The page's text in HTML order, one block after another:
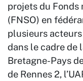
projets du Fonds
(FNSO) en
plusieurs
dans le cadre de
Bretagne-Pays
de Rennes 2,